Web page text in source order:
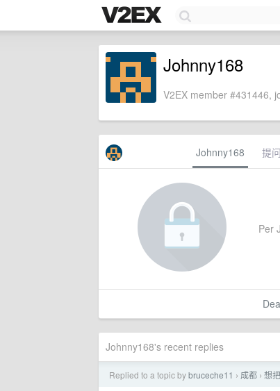
Johnny168
V2EX member #431446,
Johnny168 提问
Per
Johnny168's recent replies
Replied to a topic bybruceche11 › 成都 › 想